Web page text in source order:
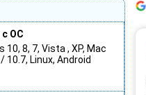
с ОС
10, 8, 7, Vista , XP, Mac
10.7, Linux, Android